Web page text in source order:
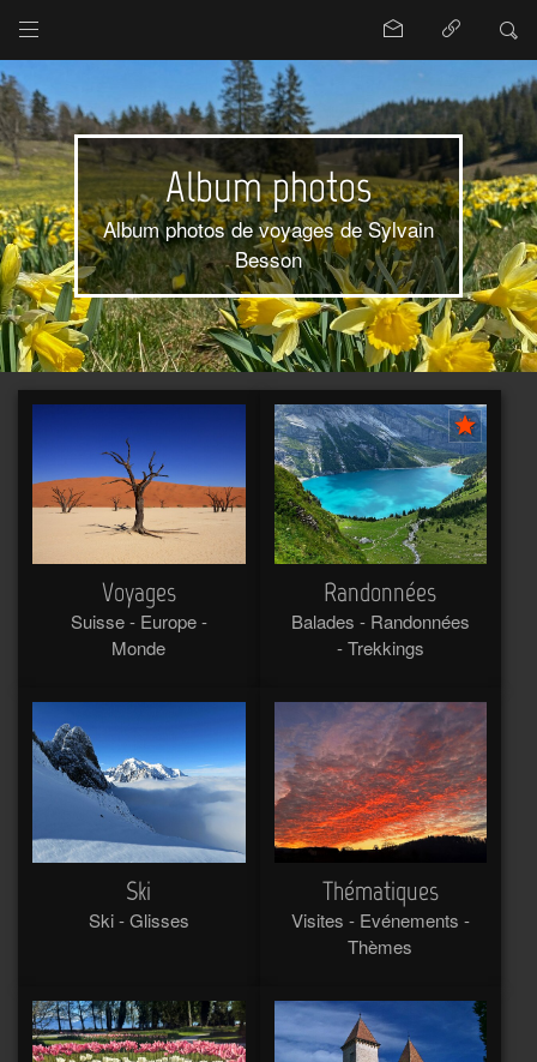
Album photos
Album photos de voyages de Sylvain
Besson
Voyages
Suisse - Europe -
Monde
Randonnées
Balades - Randonnées
- Trekkings
Ski
Ski - Glisses
Thématiques
Visites - Evénements -
Thèmes